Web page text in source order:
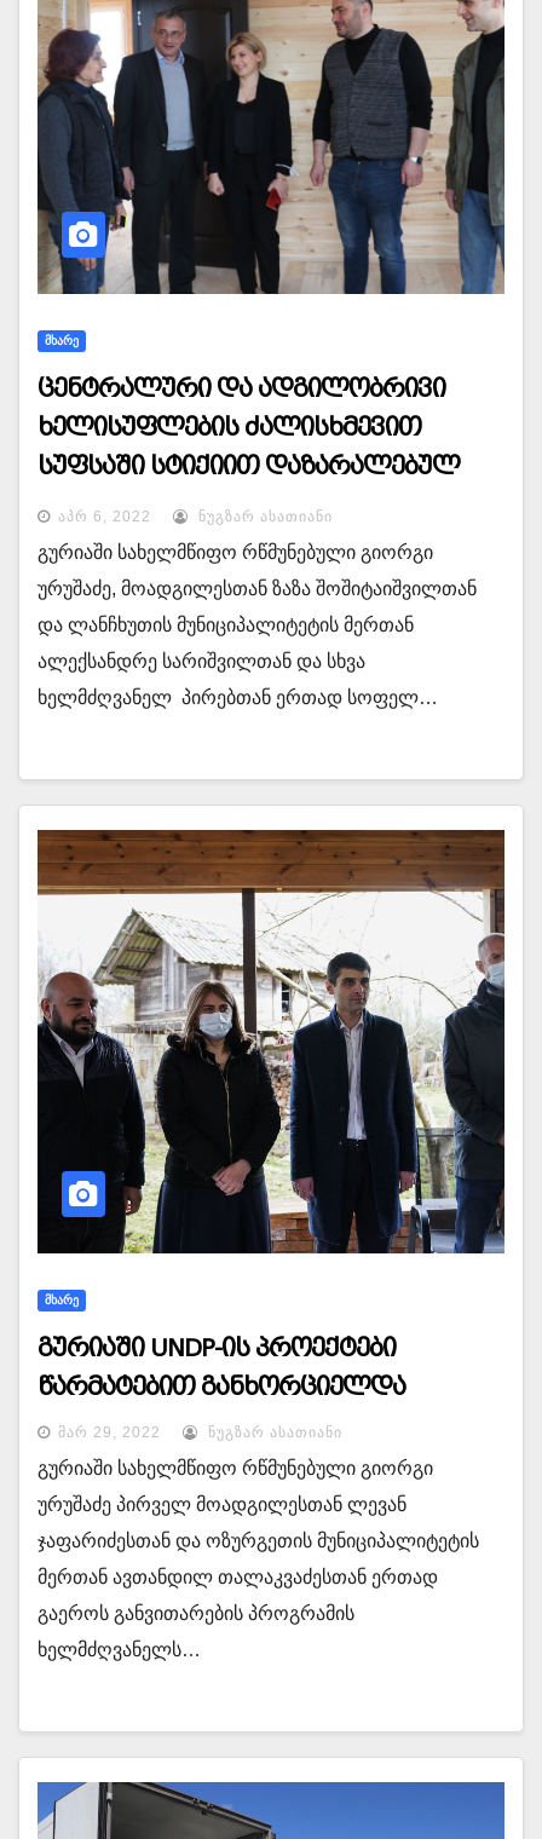
ᲛᲮᲐᲠᲔ
ცენტრალური და ადგილობრივი
ხელისუფლების ძალისხმევით
სუფსაში სტიქიით დაზარალებულ
ოჯახს ახალი სახლი აუშენეს
ᲐᲞᲠ 6, 2022 ᲜᲣᲒᲖᲐᲠ ᲐᲡᲐᲗᲘᲐᲜᲘ
გურიაში სახელმწიფო რწმუნებული გიორგი
ურუშაძე, მოადგილესთან ზაზა შოშიტაიშვილთან
და ლანჩხუთის მუნიციპალიტეტის მერთან
ალექსანდრე სარიშვილთან და სხვა
ხელმძღვანელ პირებთან ერთად სოფელ…
ᲛᲮᲐᲠᲔ
გურიაში UNDP-ის პროექტები
წარმატებით განხორციელდა
ᲛᲐᲠ 29, 2022 ᲜᲣᲒᲖᲐᲠ ᲐᲡᲐᲗᲘᲐᲜᲘ
გურიაში სახელმწიფო რწმუნებული გიორგი
ურუშაძე პირველ მოადგილესთან ლევან
ჯაფარიძესთან და ოზურგეთის მუნიციპალიტეტის
მერთან ავთანდილ თალაკვაძესთან ერთად
გაეროს განვითარების პროგრამის
ხელმძღვანელს…